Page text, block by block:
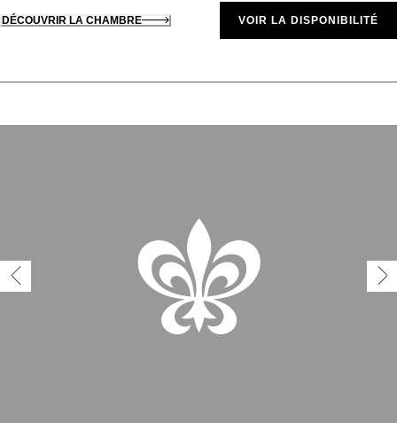
DÉCOUVRIR LA CHAMBRE VOIR LA DISPONIBILITÉ